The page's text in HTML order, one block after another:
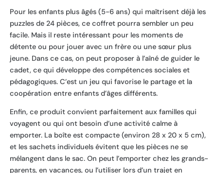
Pour les enfants plus âgés (5-6 ans) qui maîtrisent déjà les
puzzles de 24 pièces, ce coffret pourra sembler un peu
facile. Mais il reste intéressant pour les moments de
détente ou pour jouer avec un frère ou une sœur plus
jeune. Dans ce cas, on peut proposer à l’aîné de guider le
cadet, ce qui développe des compétences sociales et
pédagogiques. C’est un jeu qui favorise le partage et la
coopération entre enfants d’âges différents.
Enfin, ce produit convient parfaitement aux familles qui
voyagent ou qui ont besoin d’une activité calme à
emporter. La boîte est compacte (environ 28 x 20 x 5 cm),
et les sachets individuels évitent que les pièces ne se
mélangent dans le sac. On peut l’emporter chez les grands-
parents, en vacances, ou l’utiliser lors d’un trajet en